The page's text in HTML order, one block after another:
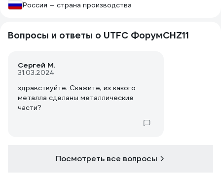
Россия — страна производства
Вопросы и ответы о UTFC ФорумСНZ11
Сергей М.
31.03.2024
здравствуйте. Скажите, из какого
металла сделаны металлические
части?
Посмотреть все вопросы